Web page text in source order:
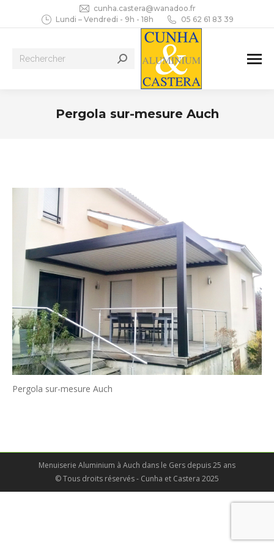
cunha.castera@wanadoo.fr
Lundi – Vendredi - 9h - 18h
05 62 61 83 39
Recherche
Pergola sur-mesure Auch
Pergola sur-mesure Auch
Menuiserie Aluminium à Auch dans le Gers depuis 25 ans
© Tous droits réservés - Cunha et Castera 2025